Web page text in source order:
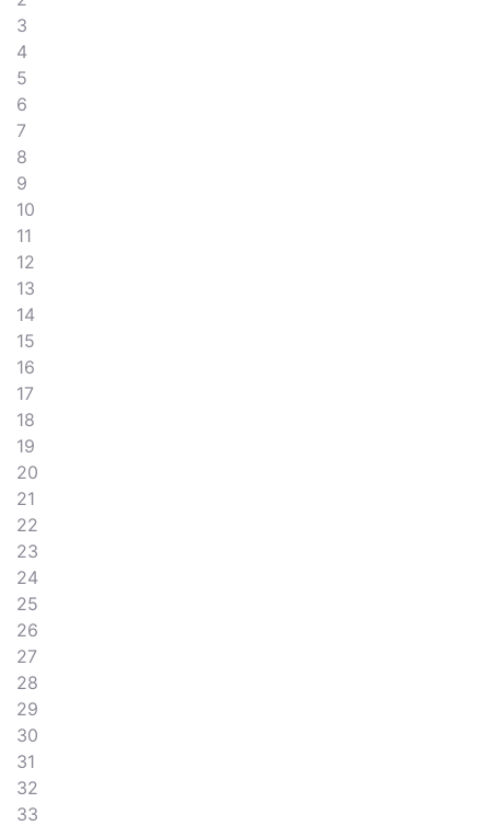
3
4
5
6
7
8
9
10
11
12
13
14
15
16
17
18
19
20
21
22
23
24
25
26
27
28
29
30
31
32
33